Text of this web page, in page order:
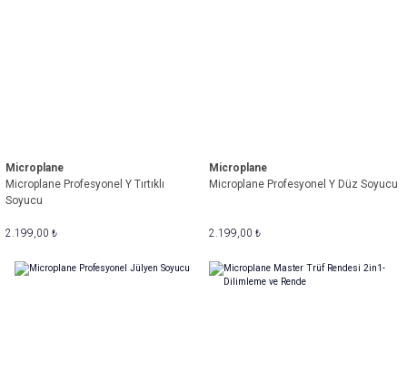
Microplane
Microplane Profesyonel Y Tırtıklı
Soyucu
2.199,00 ₺
Microplane
Microplane Profesyonel Y Düz Soyucu
2.199,00 ₺